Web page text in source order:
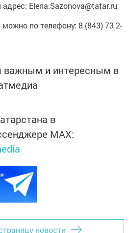
Elena.Sazonova@tatar.ru
по телефону: 8 (843) 73 2-
важным и интересным в
в
MАХ:
новости